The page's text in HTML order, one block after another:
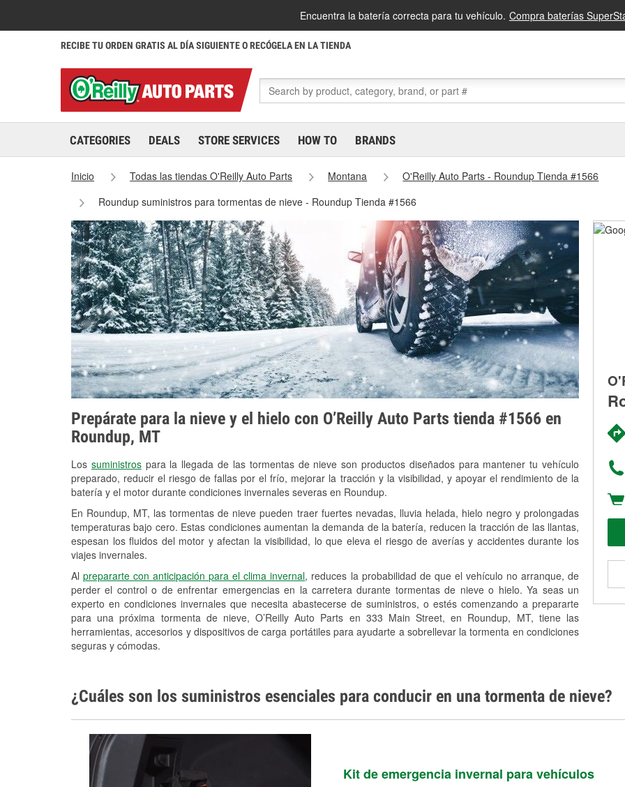
Encuentra la batería correcta para tu vehículo. Compra baterías
RECIBE TU ORDEN GRATIS AL DÍA SIGUIENTE O RECÓGELA EN LA TIENDA
CATEGORIES DEALS STORE SERVICES HOW TO BRANDS
Inicio Todas las tiendas O'Reilly Auto Parts Montana
O'Reilly Auto Parts - Roundup Tienda #1566
Roundup suministros para tormentas de nieve - Roundup Tienda #1566
Prepárate para la nieve y el hielo con O’Reilly Auto Parts tienda #1566 en
Roundup, MT
Los suministrospara la llegada de las tormentas de nieve son productos diseñados para mantener tu vehículo
preparado, reducir el riesgo de fallas por el frío, mejorar la tracción y la visibilidad, y apoyar el rendimiento de la
batería y el motor durante condiciones invernales severas en Roundup.
En Roundup, MT, las tormentas de nieve pueden traer fuertes nevadas, lluvia helada, hielo negro y prolongadas
temperaturas bajo cero. Estas condiciones aumentan la demanda de la batería, reducen la tracción de las llantas,
espesan los fluidos del motor y afectan la visibilidad, lo que eleva el riesgo de averías y accidentes durante los
viajes invernales.
Alprepararte con anticipación para el clima invernal, reduces la probabilidad de que el vehículo no arranque, de
perder el control o de enfrentar emergencias en la carretera durante tormentas de nieve o hielo. Ya seas un
experto en condiciones invernales que necesita abastecerse de suministros, o estés comenzando a prepararte
para una próxima tormenta de nieve, O’Reilly Auto Parts en 333 Main Street, en Roundup, MT, tiene las
herramientas, accesorios y dispositivos de carga portátiles para ayudarte a sobrellevar la tormenta en condiciones
seguras y cómodas.
¿Cuáles son los suministros esenciales para conducir en una tormenta de nieve?
Kit de emergencia invernal para vehículos